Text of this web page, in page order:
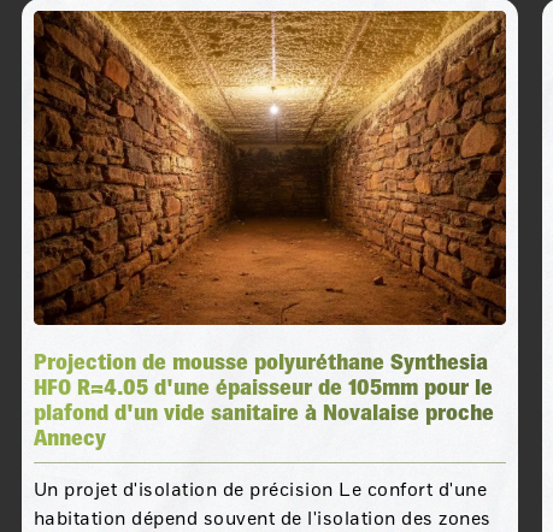
Projection de mousse polyuréthane Synthesia
HFO R=4.05 d'une épaisseur de 105mm pour le
plafond d'un vide sanitaire à Novalaise proche
Annecy
Un projet d'isolation de précision Le confort d'une
habitation dépend souvent de l'isolation des zones